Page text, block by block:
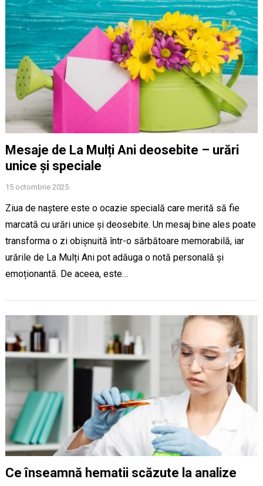
Mesaje de La Mulți Ani deosebite – urări
unice și speciale
15 octombrie 2025
Ziua de naștere este o ocazie specială care merită să fie
marcată cu urări unice și deosebite. Un mesaj bine ales poate
transforma o zi obișnuită într-o sărbătoare memorabilă, iar
urările de La Mulți Ani pot adăuga o notă personală și
emoționantă. De aceea, este…
Ce înseamnă hematii scăzute la analize